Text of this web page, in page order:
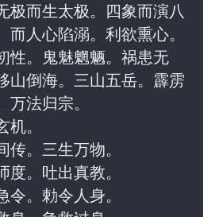
极而生太极。四象而演八
而人心陷溺。利欲熏心。
性。鬼魅魍魉。祸患无
山倒海。三山五岳。霹雳
法归宗。
。
。三生万物。
。吐出真教。
。勅令人身。